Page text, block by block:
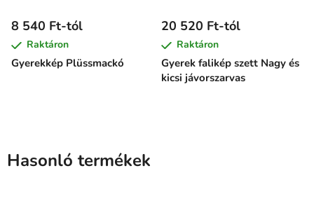
Gyerekkép Plüssmackó
8 540 Ft-tól
Raktáron
Gyerek falikép szett Nagy és
kicsi jávorszarvas
20 520 Ft-tól
Raktáron
Hasonló termékek